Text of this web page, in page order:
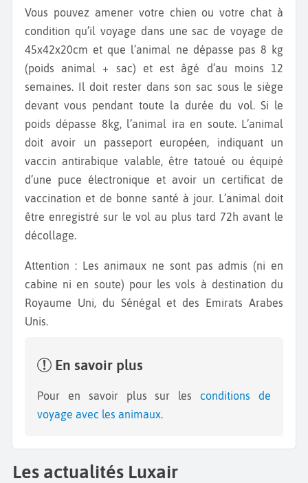
Vous pouvez amener votre chien ou votre chat à
condition qu’il voyage dans une sac de voyage de
45x42x20cm et que l’animal ne dépasse pas 8 kg
(poids animal + sac) et est âgé d’au moins 12
semaines. Il doit rester dans son sac sous le siège
devant vous pendant toute la durée du vol. Si le
poids dépasse 8kg, l’animal ira en soute. L’animal
doit avoir un passeport européen, indiquant un
vaccin antirabique valable, être tatoué ou équipé
d’une puce électronique et avoir un certificat de
vaccination et de bonne santé à jour. L’animal doit
être enregistré sur le vol au plus tard 72h avant le
décollage.
Attention : Les animaux ne sont pas admis (ni en
cabine ni en soute) pour les vols à destination du
Royaume Uni, du Sénégal et des Emirats Arabes
Unis.
En savoir plus
Pour en savoir plus sur les conditions de
voyage avec les animaux.
Les actualités Luxair